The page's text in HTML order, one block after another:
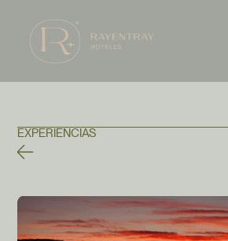
EXPERIENCIAS